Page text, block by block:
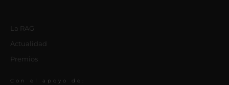
La RAG
Actualidad
Premios
Con el apoyo de: